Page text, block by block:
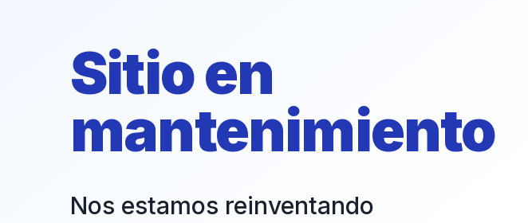
Sitio en
mantenimiento
Nos estamos reinventando